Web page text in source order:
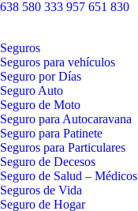
638 580 333 957 651 830
Seguros
Seguros para vehículos
Seguro por Días
Seguro Auto
Seguro de Moto
Seguro para Autocaravana
Seguro para Patinete
Seguros para Particulares
Seguro de Decesos
Seguro de Salud – Médicos
Seguros de Vida
Seguro de Hogar